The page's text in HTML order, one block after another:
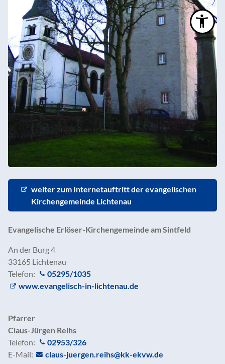
weiter zum Internetauftritt der evangelischen
Kirchengemeinde Lichtenau
Evangelische Erlöser-Kirchengemeinde am Sintfeld
An der Burg 4
33165 Lichtenau
Telefon:
05295/1035
www.evangelisch-in-lichtenau.de
Pfarrer
Claus-Jürgen Reihs
Telefon:
02953/326
E-Mail:
claus-juergen.reihs@kk-ekvw.de